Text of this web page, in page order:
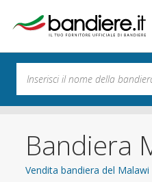
Bandiera
Vendita bandiera del Malawi